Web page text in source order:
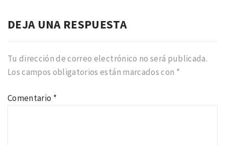
DEJA UNA RESPUESTA
Tu dirección de correo electrónico no será publicada.
Los campos obligatorios están marcados con *
Comentario *